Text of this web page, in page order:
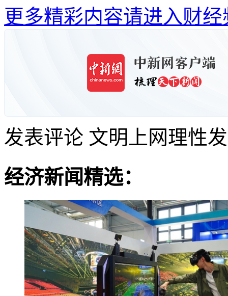
更多精彩内容请进入财经
发表评论 文明上网理性
经济新闻精选：